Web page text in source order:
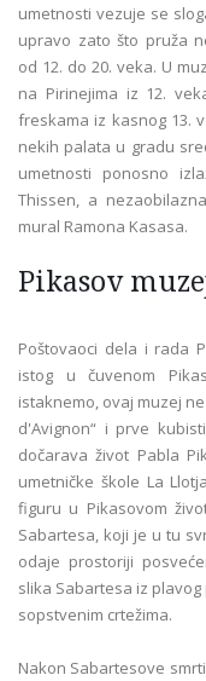
umetnosti vezuje se
upravo zato što pruža
od 12. do 20. veka. U
na Pirinejima iz 12.
freskama iz kasnog 13.
nekih palata u gradu
umetnosti ponosno
Thissen, a
mural Ramona Kasasa.
Pikasov
Poštovaoci dela i rada
istog u čuvenom
istaknemo, ovaj muzej
d'Avignon“ i prve
dočarava život Pabla
umetničke škole La
figuru u Pikasovom
Sabartesa, koji je u tu
odaje prostoriji
slika Sabartesa iz
sopstvenim crtežima.
Nakon Sabartesove